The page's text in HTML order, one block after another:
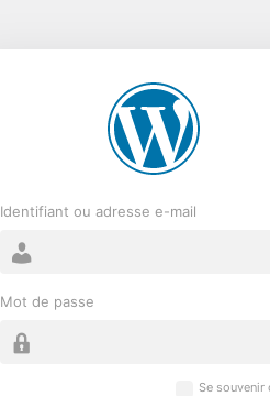
Identifiant ou adresse e-mail
Mot de passe
Se souvenir